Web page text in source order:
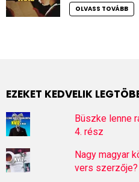
OLVASS TOVÁBB
EZEKET KEDVELIK
Büszke lenne
4. rész
Nagy magyar
vers